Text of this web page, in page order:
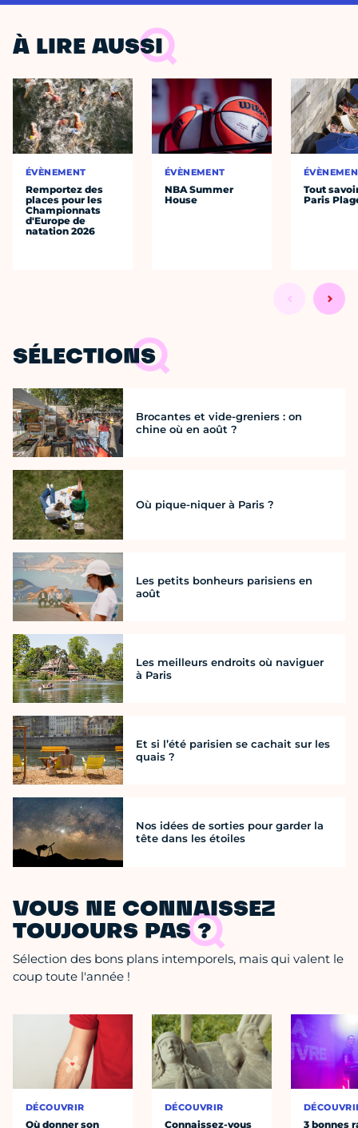
À LIRE AUSSI
ÉVÈNEMENT
Remportez des
places pour les
Championnats
d'Europe de
natation 2026
ÉVÈNEMENT
NBA Summer
House
Tout
Paris
SÉLECTIONS
Brocantes et vide-greniers : on
chine où en août ?
Où pique-niquer à Paris ?
Les petits bonheurs parisiens en
août
Les meilleurs endroits où naviguer
à Paris
Et si l’été parisien se cachait sur les
quais ?
Nos idées de sorties pour garder la
tête dans les étoiles
VOUS NE CONNAISSEZ
TOUJOURS PAS ?
Sélection des bons plans intemporels, mais qui valent le
coup toute l'année !
DÉCOUVRIR
Où donner son
DÉCOUVRIR
Connaissez-vous
3 bonnes